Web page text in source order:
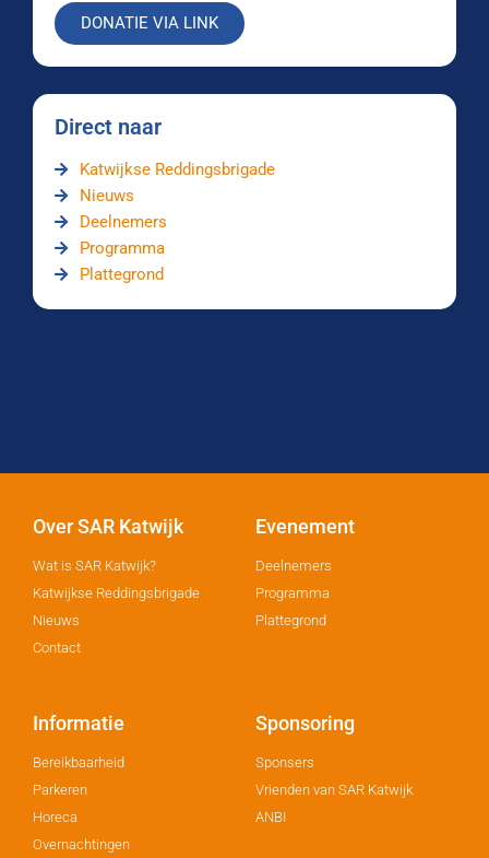
DONATIE VIA LINK
Direct naar
Katwijkse Reddingsbrigade
Nieuws
Deelnemers
Programma
Plattegrond
Over SAR Katwijk
Wat is SAR Katwijk?
Katwijkse Reddingsbrigade
Nieuws
Contact
Evenement
Deelnemers
Programma
Plattegrond
Informatie
Bereikbaarheid
Parkeren
Horeca
Overnachtingen
Sponsoring
Sponsers
Vrienden van SAR Katwijk
ANBI